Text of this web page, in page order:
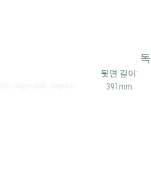
란츠 잔드너 1997
: 프란츠 산드
• 출처: 독
일